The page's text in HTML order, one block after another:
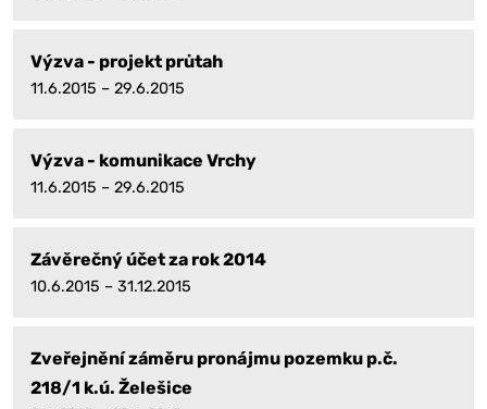
Výzva - projekt průtah
11.6.2015 – 29.6.2015
Výzva - komunikace Vrchy
11.6.2015 – 29.6.2015
Závěrečný účet za rok 2014
10.6.2015 – 31.12.2015
Zveřejnění záměru pronájmu pozemku p.č.
218/1 k.ú. Želešice